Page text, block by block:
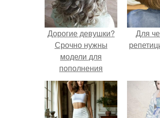
Дорогие девушки?
Срочно нужны
модели для
пополнения
портфолио и
отработки
скорости?
Для